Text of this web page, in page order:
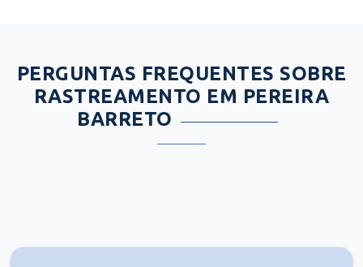
PERGUNTAS FREQUENTES SOBRE
RASTREAMENTO EM PEREIRA
BARRETO